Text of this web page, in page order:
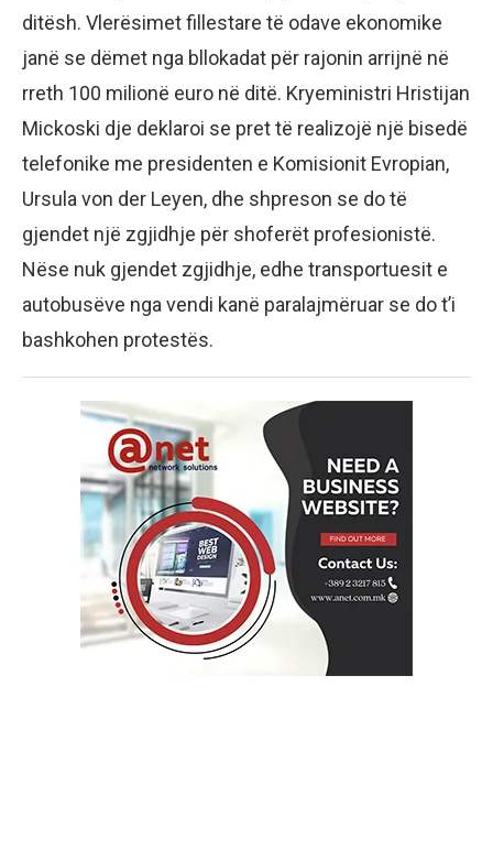
ditësh. Vlerësimet fillestare të odave ekonomike
janë se dëmet nga bllokadat për rajonin arrijnë në
rreth 100 milionë euro në ditë. Kryeministri Hristijan
Mickoski dje deklaroi se pret të realizojë një bisedë
telefonike me presidenten e Komisionit Evropian,
Ursula von der Leyen, dhe shpreson se do të
gjendet një zgjidhje për shoferët profesionistë.
Nëse nuk gjendet zgjidhje, edhe transportuesit e
autobusëve nga vendi kanë paralajmëruar se do t’i
bashkohen protestës.